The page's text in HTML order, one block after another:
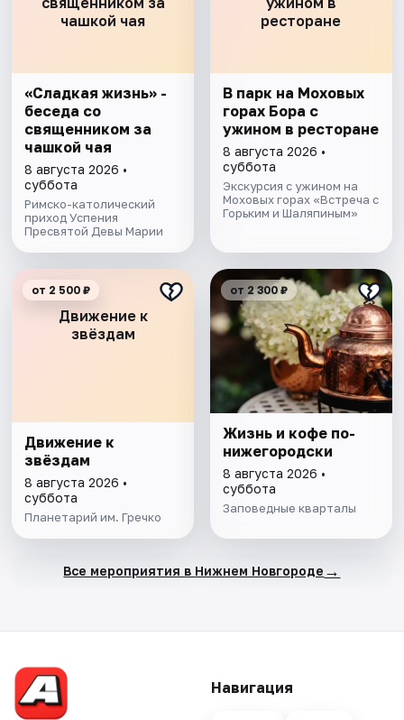
чашкой чая
«Сладкая жизнь» -
беседа со
священником за
чашкой чая
8 августа 2026 •
суббота
Римско-католический
приход Успения
Пресвятой Девы Марии
ресторане
В парк на Моховых
горах Бора с
ужином в ресторане
8 августа 2026 •
суббота
Экскурсия с ужином на
Моховых горах «Встреча с
Горьким и Шаляпиным»
Движение к
звёздам
от 2 500 ₽
Движение к
звёздам
8 августа 2026 •
суббота
Планетарий им. Гречко
от 2 300 ₽
Жизнь и кофе по-
нижегородски
8 августа 2026 •
суббота
Заповедные кварталы
Все мероприятия в Нижнем Новгороде →
Навигация